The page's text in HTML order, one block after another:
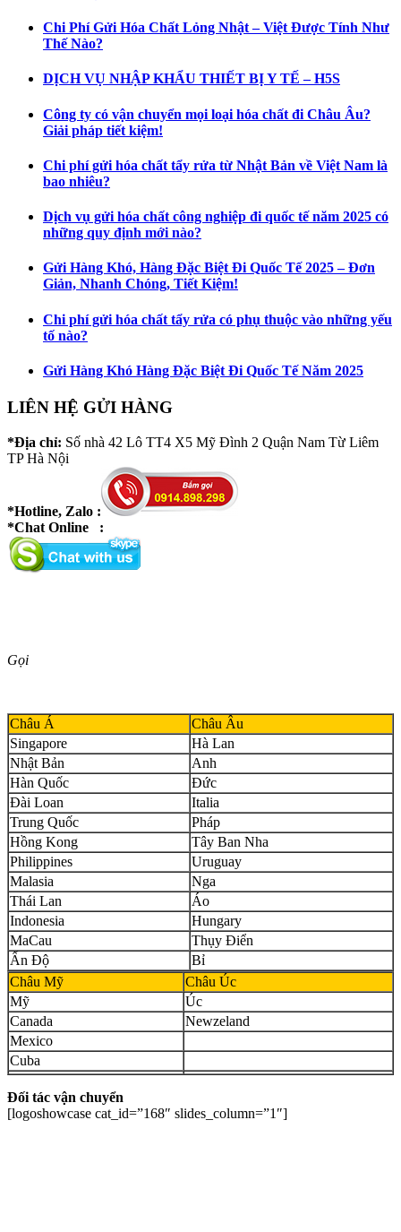
Chi Phí Gửi Hóa Chất Lỏng Nhật – Việt Được Tính Như
Thế Nào?
DỊCH VỤ NHẬP KHẨU THIẾT BỊ Y TẾ – H5S
Công ty có vận chuyển mọi loại hóa chất đi Châu Âu?
Giải pháp tiết kiệm!
Chi phí gửi hóa chất tẩy rửa từ Nhật Bản về Việt Nam là
bao nhiêu?
Dịch vụ gửi hóa chất công nghiệp đi quốc tế năm 2025 có
những quy định mới nào?
Gửi Hàng Khó, Hàng Đặc Biệt Đi Quốc Tế 2025 – Đơn
Giản, Nhanh Chóng, Tiết Kiệm!
Chi phí gửi hóa chất tẩy rửa có phụ thuộc vào những yếu
tố nào?
Gửi Hàng Khó Hàng Đặc Biệt Đi Quốc Tế Năm 2025
LIÊN HỆ GỬI HÀNG
*Địa chỉ: Số nhà 42 Lô TT4 X5 Mỹ Đình 2 Quận Nam Từ Liêm
TP Hà Nội
*Hotline, Zalo :
*Chat Online :
Gọi
Châu Á
Châu Âu
Singapore
Hà Lan
Nhật Bản
Anh
Hàn Quốc
Đức
Đài Loan
Italia
Trung Quốc
Pháp
Hồng Kong
Tây Ban Nha
Philippines
Uruguay
Malasia
Nga
Thái Lan
Áo
Indonesia
Hungary
MaCau
Thụy Điển
Ấn Độ
Bỉ
Châu Mỹ
Châu Úc
Mỹ
Úc
Canada
Newzeland
Mexico
Cuba
Đối tác vận chuyển
[logoshowcase cat_id=”168″ slides_column=”1″]